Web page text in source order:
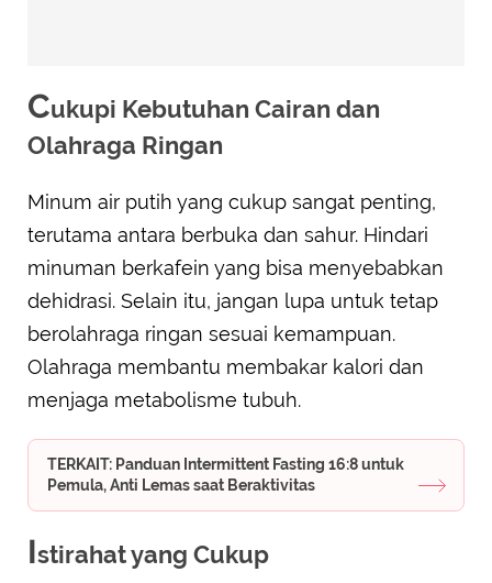
Cukupi Kebutuhan Cairan dan
Olahraga Ringan
Minum air putih yang cukup sangat penting,
terutama antara berbuka dan sahur. Hindari
minuman berkafein yang bisa menyebabkan
dehidrasi. Selain itu, jangan lupa untuk tetap
berolahraga ringan sesuai kemampuan.
Olahraga membantu membakar kalori dan
menjaga metabolisme tubuh.
TERKAIT: Panduan Intermittent Fasting 16:8 untuk
Pemula, Anti Lemas saat Beraktivitas
Istirahat yang Cukup